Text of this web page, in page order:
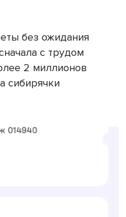
без ожидания
с трудом
2 миллионов
сибирячки